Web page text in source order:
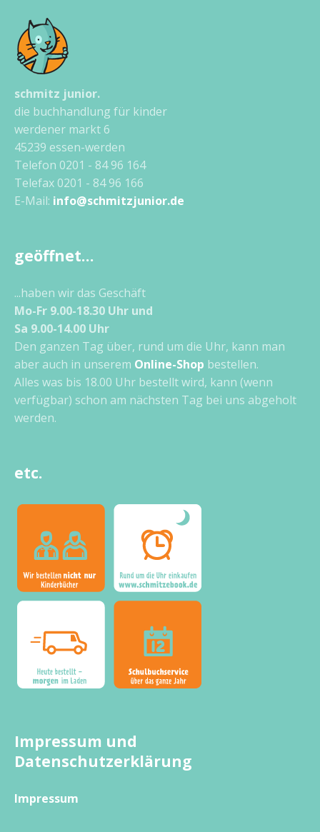
schmitz junior.
die buchhandlung für kinder
werdener markt 6
45239 essen-werden
Telefon 0201 - 84 96 164
Telefax 0201 - 84 96 166
E-Mail: info@schmitzjunior.de
geöffnet…
...haben wir das Geschäft
Mo-Fr 9.00-18.30 Uhr und
Sa 9.00-14.00 Uhr
Den ganzen Tag über, rund um die Uhr, kann man
aber auch in unserem Online-Shop bestellen.
Alles was bis 18.00 Uhr bestellt wird, kann (wenn
verfügbar) schon am nächsten Tag bei uns abgeholt
werden.
etc.
Impressum und
Datenschutzerklärung
Impressum